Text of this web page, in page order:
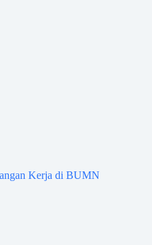
Kerja di BUMN